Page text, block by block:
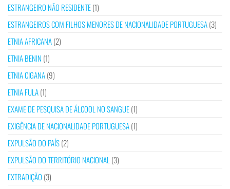
ESTRANGEIRO NÃO RESIDENTE(1)
ESTRANGEIROS COM FILHOS MENORES DE NACIONALIDADE PORTUGUESA(3)
ETNIA AFRICANA(2)
ETNIA BENIN (1)
ETNIA CIGANA(9)
ETNIA FULA(1)
EXAME DE PESQUISA DE ÁLCOOL NO SANGUE(1)
EXIGÊNCIA DE NACIONALIDADE PORTUGUESA(1)
EXPULSÃO DO PAÍS(2)
EXPULSÃO DO TERRITÓRIO NACIONAL (3)
EXTRADIÇÃO (3)